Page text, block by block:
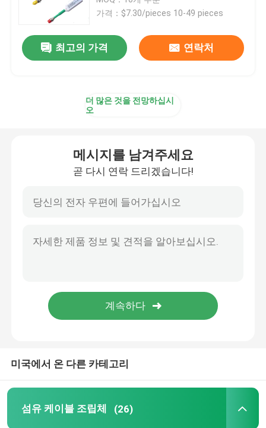
MPO 플러그반
광 섬유 스플라이스 클로우져
광섬유 미디어 컨버터
가격：$7.30/pieces 10-49 pieces
최고의 가격 연락처
더 많은 것을 전망하십시
오
메시지를 남겨주세요
곧 다시 연락 드리겠습니다!
미국에서 온 다른 카테고리
섬유 케이블 조립체 (26)